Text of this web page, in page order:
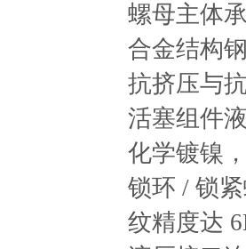
螺母主体
合金结构
抗挤压与
活塞组件
化学镀镍
锁环 / 锁
纹精度达